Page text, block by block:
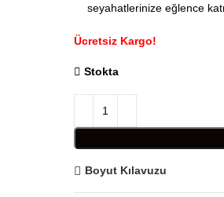
seyahatlerinize eğlence
Ücretsiz Kargo!
Stokta
Boyut Kılavuzu